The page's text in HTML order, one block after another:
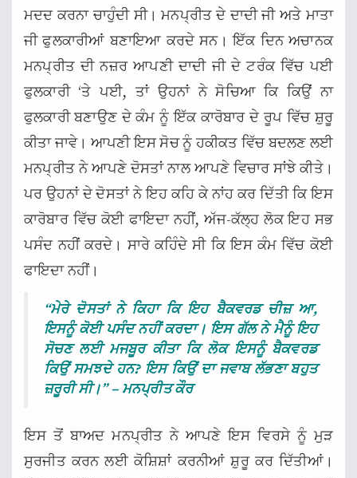
ਮਦਦ ਕਰਨਾ ਚਾਹੁੰਦੀ ਸੀ। ਮਨਪ੍ਰੀਤ ਦੇ ਦਾਦੀ ਜੀ ਅਤੇ ਮਾਤਾ
ਜੀ ਫੁਲਕਾਰੀਆਂ ਬਣਾਇਆ ਕਰਦੇ ਸਨ। ਇੱਕ ਦਿਨ ਅਚਾਨਕ
ਮਨਪ੍ਰੀਤ ਦੀ ਨਜ਼ਰ ਆਪਣੀ ਦਾਦੀ ਜੀ ਦੇ ਟਰੰਕ ਵਿੱਚ ਪਈ
ਫੁਲਕਾਰੀ ‘ਤੇ ਪਈ, ਤਾਂ ਉਹਨਾਂ ਨੇ ਸੋਚਿਆ ਕਿ ਕਿਉਂ ਨਾ
ਫੁਲਕਾਰੀ ਬਣਾਉਣ ਦੇ ਕੰਮ ਨੂੰ ਇੱਕ ਕਾਰੋਬਾਰ ਦੇ ਰੂਪ ਵਿੱਚ ਸ਼ੁਰੂ
ਕੀਤਾ ਜਾਵੇ। ਆਪਣੀ ਇਸ ਸੋਚ ਨੂੰ ਹਕੀਕਤ ਵਿੱਚ ਬਦਲਣ ਲਈ
ਮਨਪ੍ਰੀਤ ਨੇ ਆਪਣੇ ਦੋਸਤਾਂ ਨਾਲ ਆਪਣੇ ਵਿਚਾਰ ਸਾਂਝੇ ਕੀਤੇ।
ਪਰ ਉਹਨਾਂ ਦੇ ਦੋਸਤਾਂ ਨੇ ਇਹ ਕਹਿ ਕੇ ਨਾਂਹ ਕਰ ਦਿੱਤੀ ਕਿ ਇਸ
ਕਾਰੋਬਾਰ ਵਿੱਚ ਕੋਈ ਫਾਇਦਾ ਨਹੀਂ, ਅੱਜ-ਕੱਲ੍ਹ ਲੋਕ ਇਹ ਸਭ
ਪਸੰਦ ਨਹੀਂ ਕਰਦੇ। ਸਾਰੇ ਕਹਿੰਦੇ ਸੀ ਕਿ ਇਸ ਕੰਮ ਵਿੱਚ ਕੋਈ
ਫਾਇਦਾ ਨਹੀਂ।
“ਮੇਰੇ ਦੋਸਤਾਂ ਨੇ ਕਿਹਾ ਕਿ ਇਹ ਬੈਕਵਰਡ ਚੀਜ਼ ਆ,
ਇਸਨੂੰ ਕੋਈ ਪਸੰਦ ਨਹੀਂ ਕਰਦਾ। ਇਸ ਗੱਲ ਨੇ ਮੈਨੂੰ ਇਹ
ਸੋਚਣ ਲਈ ਮਜਬੂਰ ਕੀਤਾ ਕਿ ਲੋਕ ਇਸਨੂੰ ਬੈਕਵਰਡ
ਕਿਉਂ ਸਮਝਦੇ ਹਨ? ਇਸ ਕਿਉਂ ਦਾ ਜਵਾਬ ਲੱਭਣਾ ਬਹੁਤ
ਜ਼ਰੂਰੀ ਸੀ।” – ਮਨਪ੍ਰੀਤ ਕੌਰ
ਇਸ ਤੋਂ ਬਾਅਦ ਮਨਪ੍ਰੀਤ ਨੇ ਆਪਣੇ ਇਸ ਵਿਰਸੇ ਨੂੰ ਮੁੜ
ਸੁਰਜੀਤ ਕਰਨ ਲਈ ਕੋਸ਼ਿਸ਼ਾਂ ਕਰਨੀਆਂ ਸ਼ੁਰੂ ਕਰ ਦਿੱਤੀਆਂ।